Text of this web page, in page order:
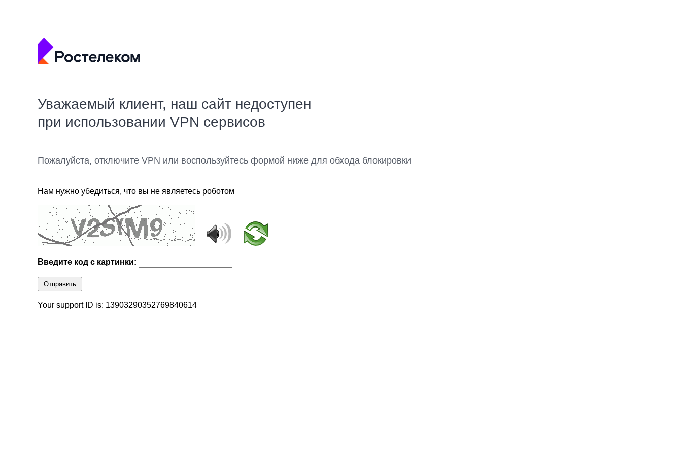
Уважаемый клиент, наш сайт недоступен
при использовании VPN сервисов
Пожалуйста, отключите VPN или воспользуйтесь формой ниже для обхода блокировки
Нам нужно убедиться, что вы не являетесь роботом
Введите код с картинки:
Отправить
Your support ID is: 13903290352769840614